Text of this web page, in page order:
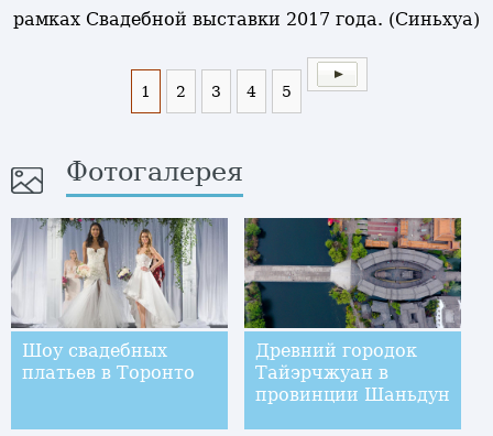
рамках Свадебной выставки 2017 года. (Синьхуа)
1 2 3 4 5
Фотогалерея
Шоу свадебных
платьев в Торонто
Древний городок
Тайэрчжуан в
провинции Шаньдун